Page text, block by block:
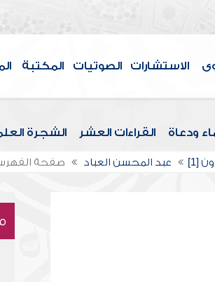
الاستشارات الصوتيات المكتبة
ودعاة القراءات العشر الشجرة
[1] عبد المحسن العباد صفحة